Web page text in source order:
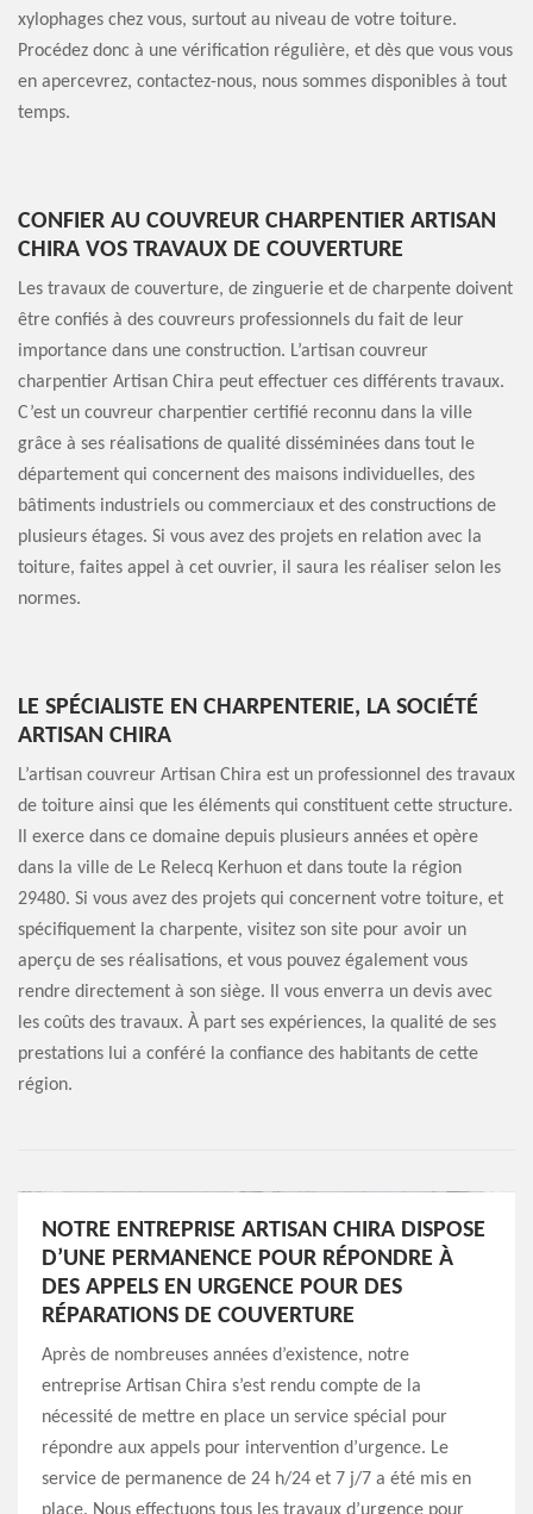
xylophages chez vous, surtout au niveau de votre toiture.
Procédez donc à une vérification régulière, et dès que vous vous
en apercevrez, contactez-nous, nous sommes disponibles à tout
temps.
CONFIER AU COUVREUR CHARPENTIER ARTISAN
CHIRA VOS TRAVAUX DE COUVERTURE
Les travaux de couverture, de zinguerie et de charpente doivent
être confiés à des couvreurs professionnels du fait de leur
importance dans une construction. L’artisan couvreur
charpentier Artisan Chira peut effectuer ces différents travaux.
C’est un couvreur charpentier certifié reconnu dans la ville
grâce à ses réalisations de qualité disséminées dans tout le
département qui concernent des maisons individuelles, des
bâtiments industriels ou commerciaux et des constructions de
plusieurs étages. Si vous avez des projets en relation avec la
toiture, faites appel à cet ouvrier, il saura les réaliser selon les
normes.
LE SPÉCIALISTE EN CHARPENTERIE, LA SOCIÉTÉ
ARTISAN CHIRA
L’artisan couvreur Artisan Chira est un professionnel des travaux
de toiture ainsi que les éléments qui constituent cette structure.
Il exerce dans ce domaine depuis plusieurs années et opère
dans la ville de Le Relecq Kerhuon et dans toute la région
29480. Si vous avez des projets qui concernent votre toiture, et
spécifiquement la charpente, visitez son site pour avoir un
aperçu de ses réalisations, et vous pouvez également vous
rendre directement à son siège. Il vous enverra un devis avec
les coûts des travaux. À part ses expériences, la qualité de ses
prestations lui a conféré la confiance des habitants de cette
région.
NOTRE ENTREPRISE ARTISAN CHIRA DISPOSE
D’UNE PERMANENCE POUR RÉPONDRE À
DES APPELS EN URGENCE POUR DES
RÉPARATIONS DE COUVERTURE
Après de nombreuses années d’existence, notre
entreprise Artisan Chira s’est rendu compte de la
nécessité de mettre en place un service spécial pour
répondre aux appels pour intervention d’urgence. Le
service de permanence de 24 h/24 et 7 j/7 a été mis en